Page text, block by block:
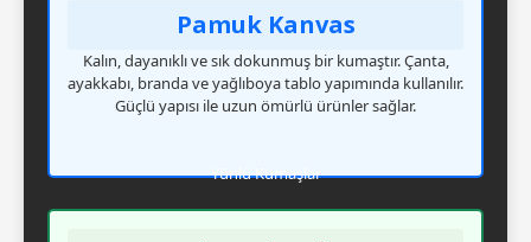
Pamuk Kanvas
Kalın, dayanıklı ve sık dokunmuş bir kumaştır. Çanta,
ayakkabı, branda ve yağlıboya tablo yapımında kullanılır.
Güçlü yapısı ile uzun ömürlü ürünler sağlar.
Yünlü Kumaşlar